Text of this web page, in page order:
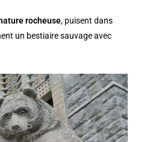
rocheuse, puisent dans
un bestiaire sauvage avec